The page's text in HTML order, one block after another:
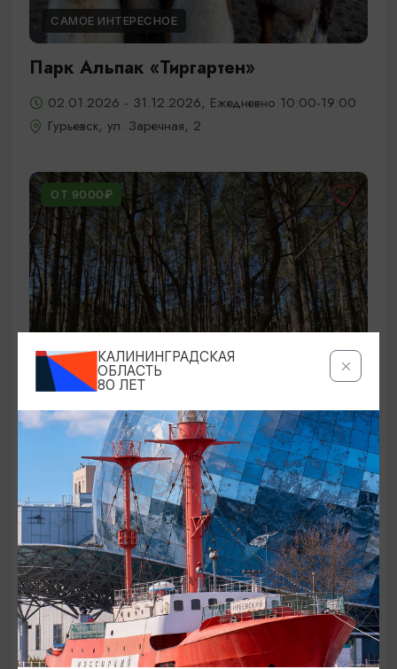
САМОЕ ИНТЕРЕСНОЕ
Парк Альпак «Тиргартен»
02.01.2026 - 31.12.2026, Ежедневно 10:00-19:00
Гурьевск, ул. Заречная, 2
ОТ 9000₽
ЭКСКУРСИИ УЧРЕЖДЕНИЙ КУЛЬТУРЫ
Аудиоспектакль «Истории Куршской
косы»
01.02.2026 - 31.12.2026, 13:00
Куршская коса
ОТ 2500₽
КАЛИНИНГРАДСКАЯ
ОБЛАСТЬ
80 ЛЕТ